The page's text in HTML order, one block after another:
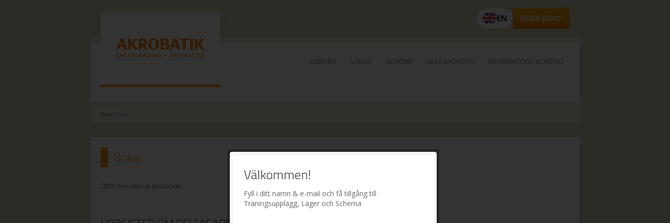
EN Boka plats
KURSER LÄGER SCHEMA ALLA SPORTER INFORMATION / KONTAKT
Hem
Boka
OBS! Anmälan är bindande.
Välkommen!
Fyll i ditt namn & e-mail och få tillgång till
Träningsupplägg, Läger och Schema